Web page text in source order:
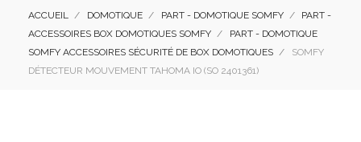
ACCUEIL DOMOTIQUE PART - DOMOTIQUE SOMFY
PART -
ACCESSOIRES BOX DOMOTIQUES SOMFY
PART - DOMOTIQUE
SOMFY ACCESSOIRES SÉCURITÉ DE BOX DOMOTIQUES
SOMFY
DÉTECTEUR MOUVEMENT TAHOMA IO (SO 2401361)